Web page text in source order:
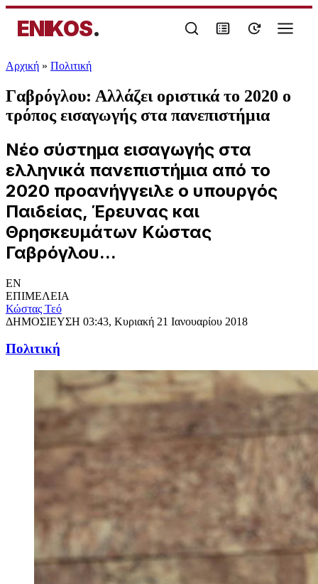
ENIKOS.
Αρχική » Πολιτική
Γαβρόγλου: Αλλάζει οριστικά το 2020 ο
τρόπος εισαγωγής στα πανεπιστήμια
Νέο σύστημα εισαγωγής στα
ελληνικά πανεπιστήμια από το
2020 προανήγγειλε ο υπουργός
Παιδείας, Έρευνας και
Θρησκευμάτων Κώστας
Γαβρόγλου...
EN
ΕΠΙΜΕΛΕΙΑ
Κώστας Τεό
ΔΗΜΟΣΙΕΥΣΗ 03:43, Κυριακή 21 Ιανουαρίου 2018
Πολιτική